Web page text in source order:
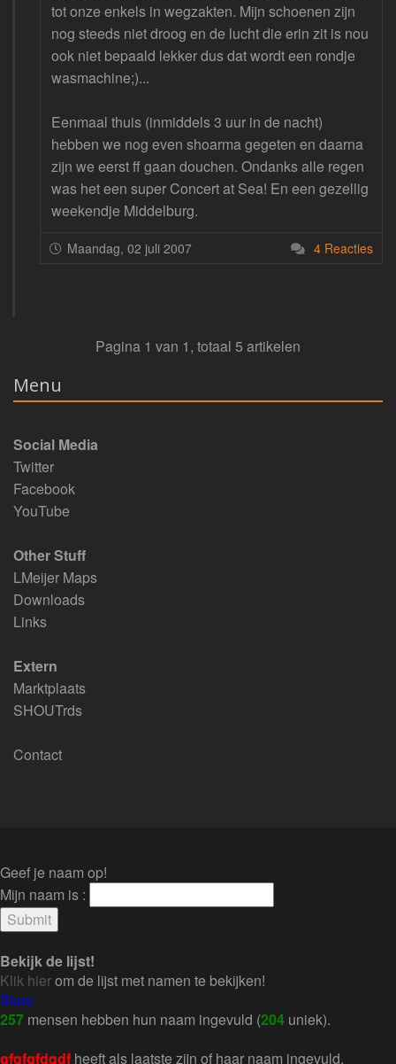
tot onze enkels in wegzakten. Mijn schoenen zijn
nog steeds niet droog en de lucht die erin zit is nou
ook niet bepaald lekker dus dat wordt een rondje
wasmachine;)...
Eenmaal thuis (inmiddels 3 uur in de nacht)
hebben we nog even shoarma gegeten en daarna
zijn we eerst ff gaan douchen. Ondanks alle regen
was het een super Concert at Sea! En een gezellig
weekendje Middelburg.
Maandag, 02 juli 2007 4 Reacties
Pagina 1 van 1, totaal 5 artikelen
Menu
Social Media
Twitter
Facebook
YouTube
Other Stuff
LMeijer Maps
Downloads
Links
Extern
Marktplaats
SHOUTrds
Contact
Geef je naam op!
Mijn naam is :
Bekijk de lijst!
Klik hierom de lijst met namen te bekijken!
Stats:
257 mensen hebben hun naam ingevuld (204 uniek).
gfgfgfdgdf heeft als laatste zijn of haar naam ingevuld.